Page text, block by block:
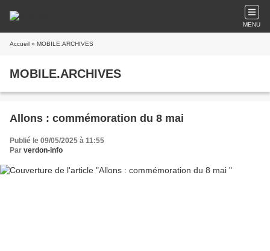
MENU
Accueil » MOBILE.ARCHIVES
MOBILE.ARCHIVES
Allons : commémoration du 8 mai
Publié le 09/05/2025 à 11:55
Par verdon-info